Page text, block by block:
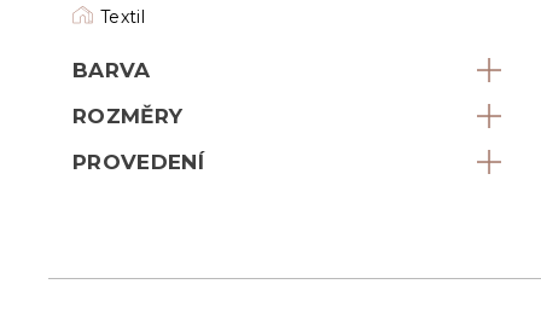
Textil
BARVA
ROZMĚRY
PROVEDENÍ